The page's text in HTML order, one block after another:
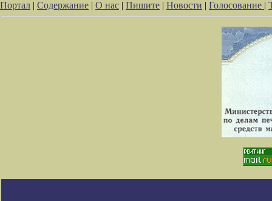
Портал | Содержание | О нас | Пишите | Новости | Голосование |